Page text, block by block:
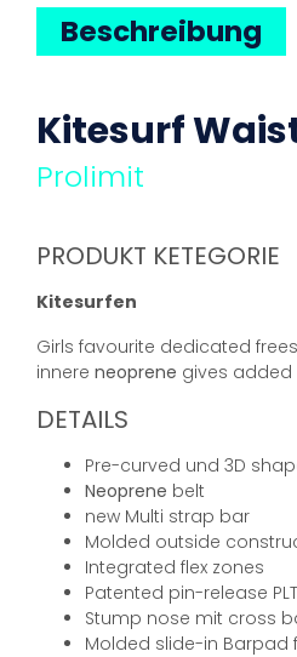
Beschreibung
Kitesurf
Prolimit
PRODUKT KETEGORIE
Kitesurfen
Girls favourite dedicated
innere neoprene gives added
DETAILS
Pre-curved und 3D
Neoprene belt
new Multi strap bar
Molded outside
Integrated flex zones
Patented pin-release PLT
Stump nose mit cross
Molded slide-in Barpad